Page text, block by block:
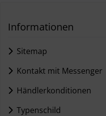
Informationen
Sitemap
Kontakt mit Messenger
Händlerkonditionen
Typenschild